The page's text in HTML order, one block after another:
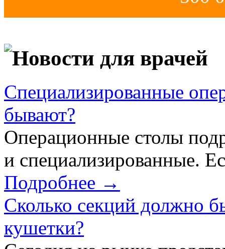
Новости для врачей
Специализированные
бывают?
Операционные столы
и специализированные.
Подробнее →
Сколько секций должно
кушетки?